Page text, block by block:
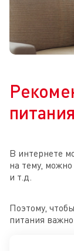
В интернете
на тему,
и т.д.
Поэтому,
питания